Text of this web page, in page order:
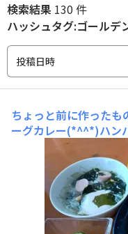
検索結果 130 件
ハッシュタグ:ゴールデ
投稿日時
ちょっと前に作った
ーグカレー(*^^*)ハン
ややあっさり系。レ
べてもらいました🍀
味しいですね！！仕
ルトカレーは大歓迎
なくちゃ〜😊